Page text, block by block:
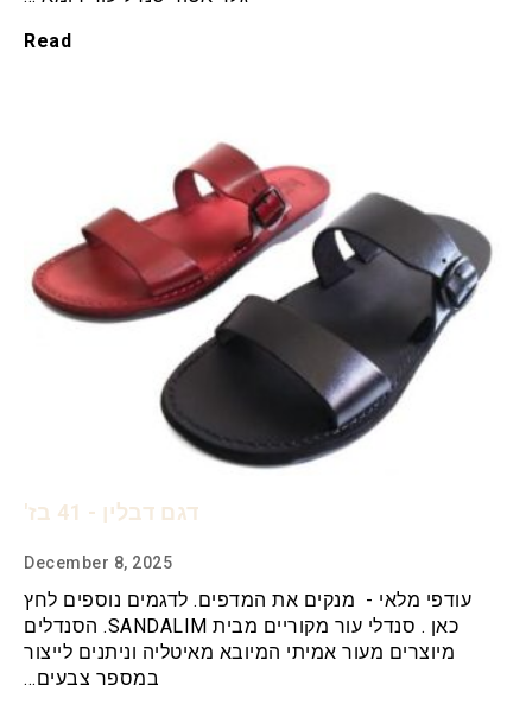
Read
דגם דבלין - 41 בז'
December 8, 2025
עודפי מלאי - מנקים את המדפים. לדגמים נוספים לחץ
כאן . סנדלי עור מקוריים מבית SANDALIM. הסנדלים
מיוצרים מעור אמיתי המיובא מאיטליה וניתנים לייצור
במספר צבעים…